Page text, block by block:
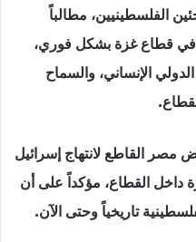
الفلسطينيين، مطالباً
في قطاع غزة بشكل فوري،
الدولي الإنساني، والسماح
القاطع لانتهاج إسرائيل
داخل القطاع، مؤكداً على أن
تاريخياً وحتى الآن.